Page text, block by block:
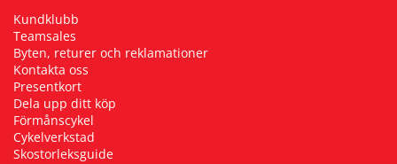
Kundklubb
Teamsales
Byten, returer och reklamationer
Kontakta oss
Presentkort
Dela upp ditt köp
Förmånscykel
Cykelverkstad
Skostorleksguide